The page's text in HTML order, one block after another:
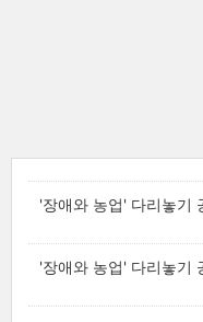
'장애와 농업' 다리놓기
'장애와 농업' 다리놓기